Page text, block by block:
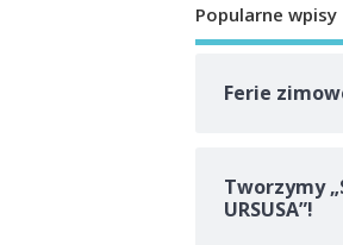
Popularne wpisy
Ferie
Tworzymy
URSUSA”!